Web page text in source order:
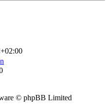
© phpBB Limited